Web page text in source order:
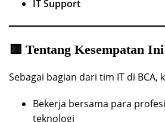
IT Support
🟨 Tentang Kesempatan Ini
Sebagai bagian dari tim IT di BCA,
Bekerja bersama para
teknologi